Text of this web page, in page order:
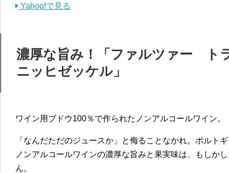
Yahoo!で見る
濃厚な旨み！「ファルツァー ト
ニッヒゼッケル」
ワイン用ブドウ100％で作られたノンアルコールワイン。
「なんだただのジュースか」と侮ることなかれ。ポルト
ノンアルコールワインの濃厚な旨みと果実味は、もしか
ん。